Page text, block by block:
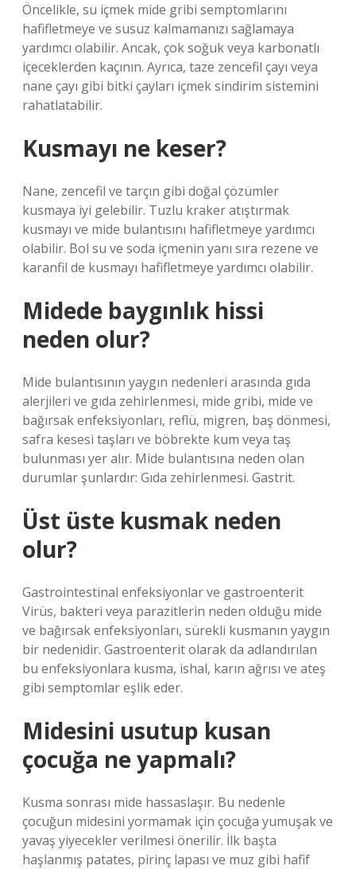
Öncelikle, su içmek mide gribi semptomlarını
hafifletmeye ve susuz kalmamanızı sağlamaya
yardımcı olabilir. Ancak, çok soğuk veya karbonatlı
içeceklerden kaçının. Ayrıca, taze zencefil çayı veya
nane çayı gibi bitki çayları içmek sindirim sistemini
rahatlatabilir.
Kusmayı ne keser?
Nane, zencefil ve tarçın gibi doğal çözümler
kusmaya iyi gelebilir. Tuzlu kraker atıştırmak
kusmayı ve mide bulantısını hafifletmeye yardımcı
olabilir. Bol su ve soda içmenin yanı sıra rezene ve
karanfil de kusmayı hafifletmeye yardımcı olabilir.
Midede baygınlık hissi
neden olur?
Mide bulantısının yaygın nedenleri arasında gıda
alerjileri ve gıda zehirlenmesi, mide gribi, mide ve
bağırsak enfeksiyonları, reflü, migren, baş dönmesi,
safra kesesi taşları ve böbrekte kum veya taş
bulunması yer alır. Mide bulantısına neden olan
durumlar şunlardır: Gıda zehirlenmesi. Gastrit.
Üst üste kusmak neden
olur?
Gastrointestinal enfeksiyonlar ve gastroenterit
Virüs, bakteri veya parazitlerin neden olduğu mide
ve bağırsak enfeksiyonları, sürekli kusmanın yaygın
bir nedenidir. Gastroenterit olarak da adlandırılan
bu enfeksiyonlara kusma, ishal, karın ağrısı ve ateş
gibi semptomlar eşlik eder.
Midesini usutup kusan
çocuğa ne yapmalı?
Kusma sonrası mide hassaslaşır. Bu nedenle
çocuğun midesini yormamak için çocuğa yumuşak ve
yavaş yiyecekler verilmesi önerilir. İlk başta
haşlanmış patates, pirinç lapası ve muz gibi hafif